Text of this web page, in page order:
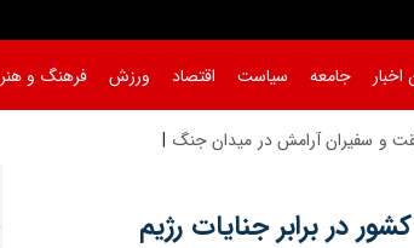
اخبار جامعه سیاست اقتصاد ورزش فرهنگ و هنر
و
تقدیر پزشکیان از مواضع ۶ کشور در برابر جنایات رژیم